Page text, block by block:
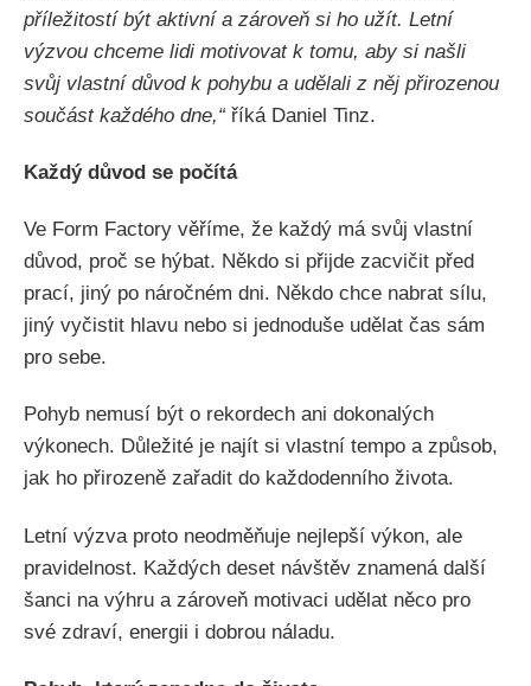
příležitostí být aktivní a zároveň si ho užít. Letní
výzvou chceme lidi motivovat k tomu, aby si našli
svůj vlastní důvod k pohybu a udělali z něj přirozenou
součást každého dne,“ říká Daniel Tinz.
Každý důvod se počítá
Ve Form Factory věříme, že každý má svůj vlastní
důvod, proč se hýbat. Někdo si přijde zacvičit před
prací, jiný po náročném dni. Někdo chce nabrat sílu,
jiný vyčistit hlavu nebo si jednoduše udělat čas sám
pro sebe.
Pohyb nemusí být o rekordech ani dokonalých
výkonech. Důležité je najít si vlastní tempo a způsob,
jak ho přirozeně zařadit do každodenního života.
Letní výzva proto neodměňuje nejlepší výkon, ale
pravidelnost. Každých deset návštěv znamená další
šanci na výhru a zároveň motivaci udělat něco pro
své zdraví, energii i dobrou náladu.